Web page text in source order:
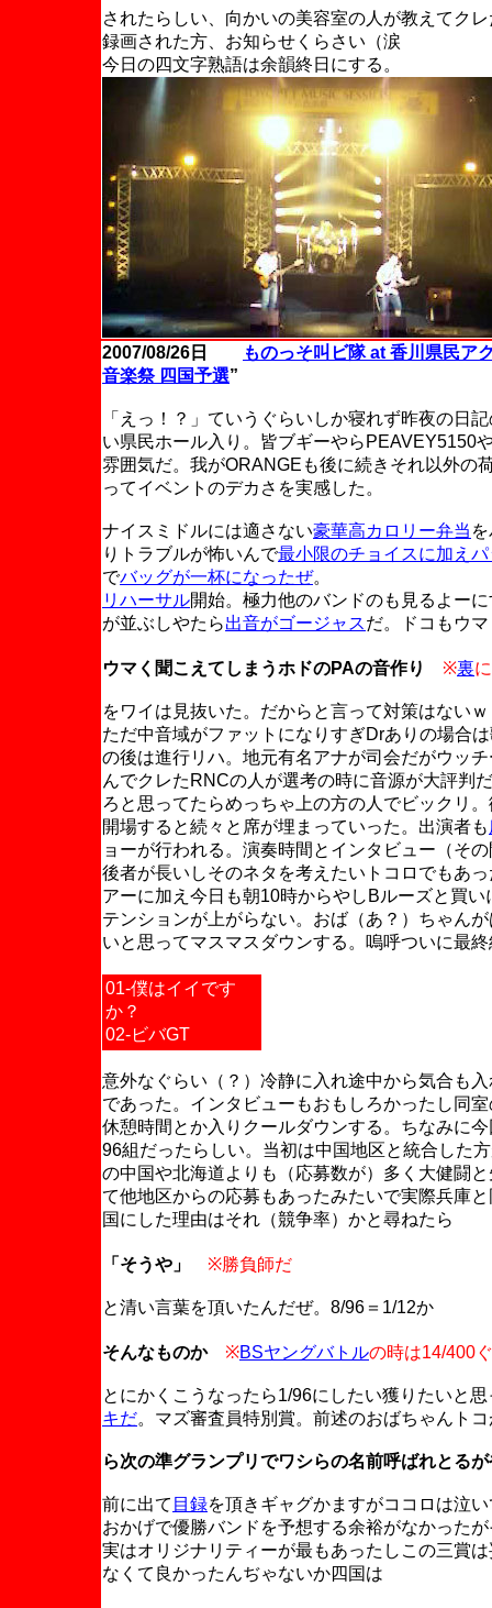
されたらしい、向かいの美容室の人が教えてク
録画された方、お知らせくらさい（涙
今日の四文字熟語は余韻終日にする。
2007/08/26日
ものっそ叫ビ隊 at 香川県民ア
音楽祭 四国予選”
「えっ！？」ていうぐらいしか寝れず昨夜の日
い県民ホール入り。皆ブギーやらPEAVEY5150
雰囲気だ。我がORANGEも後に続きそれ以外の
ってイベントのデカさを実感した。
ナイスミドルには適さない豪華高カロリー弁当
りトラブルが怖いんで最小限のチョイスに加え
でバッグが一杯になったぜ。
リハーサル開始。極力他のバンドのも見るよー
が並ぶしやたら出音がゴージャスだ。ドコもウ
ウマく聞こえてしまうホドのPAの音作り ※裏
をワイは見抜いた。だからと言って対策はないｗ
ただ中音域がファットになりすぎDrありの場合
の後は進行リハ。地元有名アナが司会だがウッ
んでクレたRNCの人が選考の時に音源が大評判
ろと思ってたらめっちゃ上の方の人でビックリ
開場すると続々と席が埋まっていった。出演者も
ョーが行われる。演奏時間とインタビュー（そ
後者が長いしそのネタを考えたいトコロでもあ
アーに加え今日も朝10時からやしBルーズと買
テンションが上がらない。おば（あ？）ちゃん
いと思ってマスマスダウンする。嗚呼ついに最
01-僕はイイです
か？
02-ビバGT
意外なぐらい（？）冷静に入れ途中から気合も
であった。インタビューもおもしろかったし同
休憩時間とか入りクールダウンする。ちなみに
96組だったらしい。当初は中国地区と統合した
の中国や北海道よりも（応募数が）多く大健闘
て他地区からの応募もあったみたいで実際兵庫
国にした理由はそれ（競争率）かと尋ねたら
「そうや」 ※勝負師だ
と清い言葉を頂いたんだぜ。8/96＝1/12か
そんなものか ※BSヤングバトルの時は14/400
とにかくこうなったら1/96にしたい獲りたいと
キだ。マズ審査員特別賞。前述のおばちゃんト
ら次の準グランプリでワシらの名前呼ばれとるが
前に出て 目録を頂きギャグかますがココロは泣
おかげで優勝バンドを予想する余裕がなかった
実はオリジナリティーが最もあったしこの三賞
なくて良かったんぢゃないか四国は